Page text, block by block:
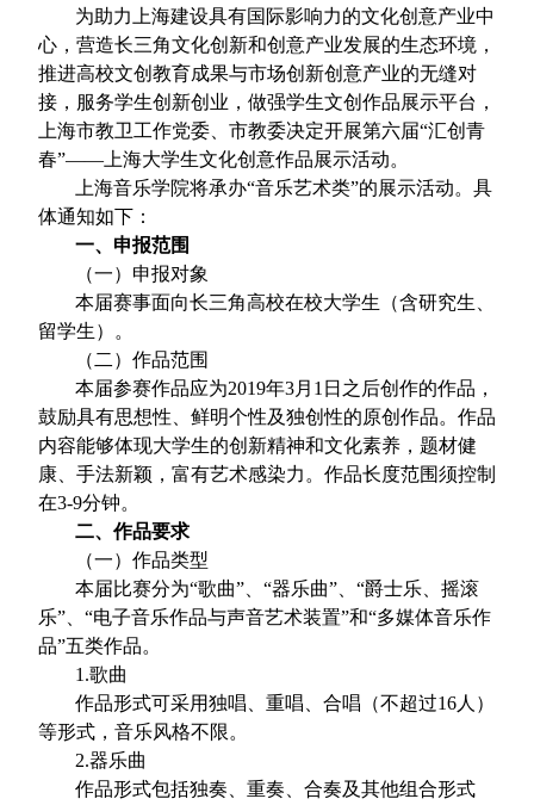
为助力上海建设具有国际影响力的文化创意产业中
心，营造长三角文化创新和创意产业发展的生态环境，
推进高校文创教育成果与市场创新创意产业的无缝对
接，服务学生创新创业，做强学生文创作品展示平台，
上海市教卫工作党委、市教委决定开展第六届“汇创青
春”——上海大学生文化创意作品展示活动。
上海音乐学院将承办“音乐艺术类”的展示活动。具
体通知如下：
一、申报范围
（一）申报对象
本届赛事面向长三角高校在校大学生（含研究生、
留学生）。
（二）作品范围
本届参赛作品应为2019年3月 1 日之后创作的作品，
鼓励具有思想性、鲜明个性及独创性的原创作品。作品
内容能够体现大学生的创新精神和文化素养，题材健
康、手法新颖，富有艺术感染力。作品长度范围须控制
在3-9分钟。
二、作品要求
（一）作品类型
本届比赛分为“歌曲”、“器乐曲”、“爵士乐、摇滚
乐”、“电子音乐作品与声音艺术装置”和“多媒体音乐作
品”五类作品。
1.歌曲
作品形式可采用独唱、重唱、合唱（不超过16人）
等形式，音乐风格不限。
2.器乐曲
作品形式包括独奏、重奏、合奏及其他组合形式